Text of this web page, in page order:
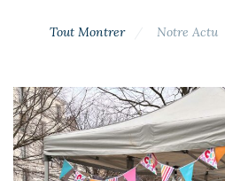
Tout Montrer Notre Actu